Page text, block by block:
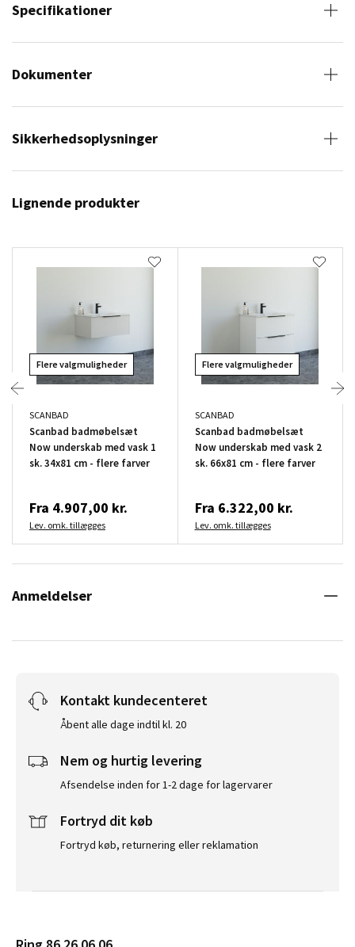
Specifikationer
Dokumenter
Sikkerhedsoplysninger
Lignende produkter
Flere valgmuligheder
SCANBAD
Scanbad badmøbelsæt
Now underskab med vask 1
sk. 34x81 cm - flere farver
Fra 4.907,00 kr.
Lev. omk. tillægges
Flere valgmuligheder
SCANBAD
Scanbad badmøbelsæt
Now underskab med vask 2
sk. 66x81 cm - flere farver
Fra 6.322,00 kr.
Lev. omk. tillægges
Anmeldelser
Kontakt kundecenteret
Åbent alle dage indtil kl. 20
Nem og hurtig levering
Afsendelse inden for 1-2 dage for lagervarer
Fortryd dit køb
Fortryd køb, returnering eller reklamation